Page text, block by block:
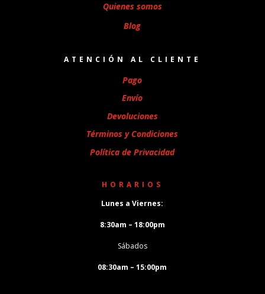
Quienes somos
Blog
ATENCIÓN AL CLIENTE
Pago
Envío
Devoluciones
Términos y Condiciones
Política de Privacidad
HORARIOS
Lunes a Viernes:
8:30am – 18:00pm
Sábados
08:30am – 15:00pm